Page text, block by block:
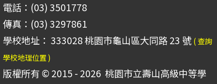
電話：(03) 3501778
傳真：(03) 3297861
學校地址： 333028 桃園市龜山區大同路 23 號 ( 查詢
學校地理位置 )
版權所有 © 2015 - 2026 桃園市立壽山高級中等學